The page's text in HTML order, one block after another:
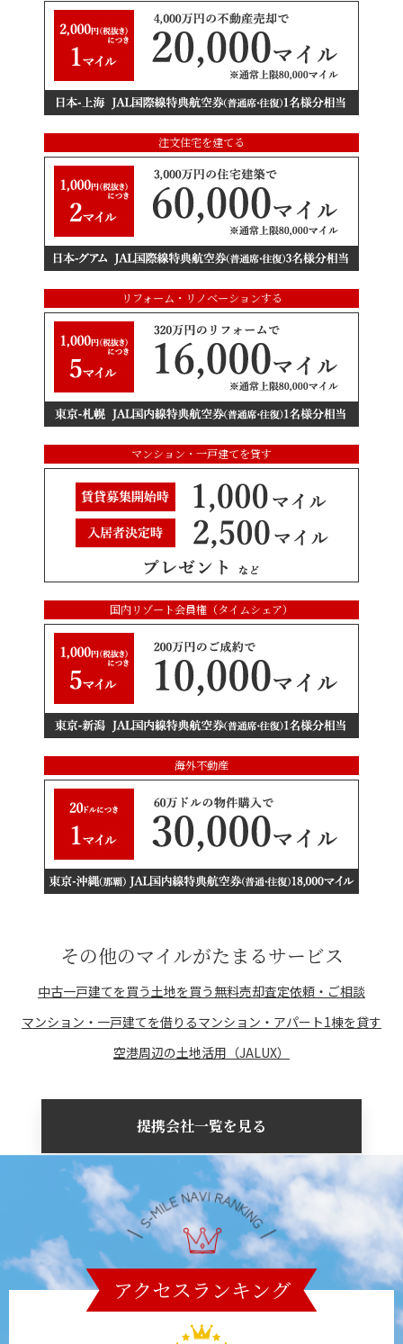
注文住宅を建てる
リフォーム・リノベーションする
マンション・一戸建てを貸す
国内リゾート会員権（タイムシェア）
海外不動産
その他のマイルがたまるサービス
中古一戸建てを買う土地を買う 無料売却査定依頼・ご相談
マンション・一戸建てを借りるマンション・アパート1棟を貸す
空港周辺の土地活用（JALUX）
提携会社一覧を見る
アクセスランキング